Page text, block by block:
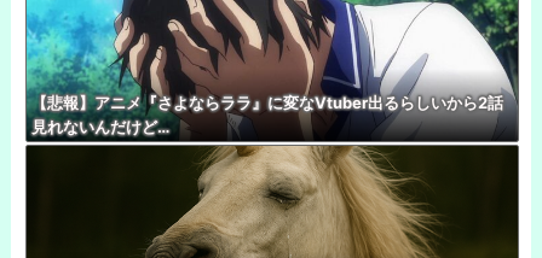
【悲報】アニメ『さよならララ』に変なVtuber出るらしいから2話
見れないんだけど…